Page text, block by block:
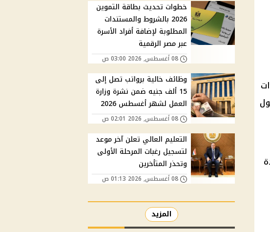
خطوات تحديث بطاقة التموين
2026 بالشروط والمستندات
المطلوبة لإضافة أفراد الأسرة
عبر مصر الرقمية
08 أغسطس, 2026 03:00 ص
وظائف خالية برواتب تصل إلى
15 ألف جنيه ضمن نشرة وزارة
العمل لشهر أغسطس 2026
08 أغسطس, 2026 02:01 ص
التعليم العالي تعلن آخر موعد
لتسجيل رغبات المرحلة الأولى
وتحذر المتأخرين
08 أغسطس, 2026 01:13 ص
المزيد